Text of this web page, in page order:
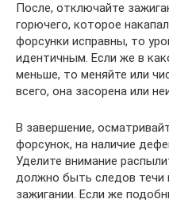
После, отключайте
горючего, которое
форсунки исправны, то
идентичным. Если же в
меньше, то меняйте или
всего, она засорена или
В завершение,
форсунок, на наличие
Уделите внимание
должно быть следов течи
зажигании. Если же